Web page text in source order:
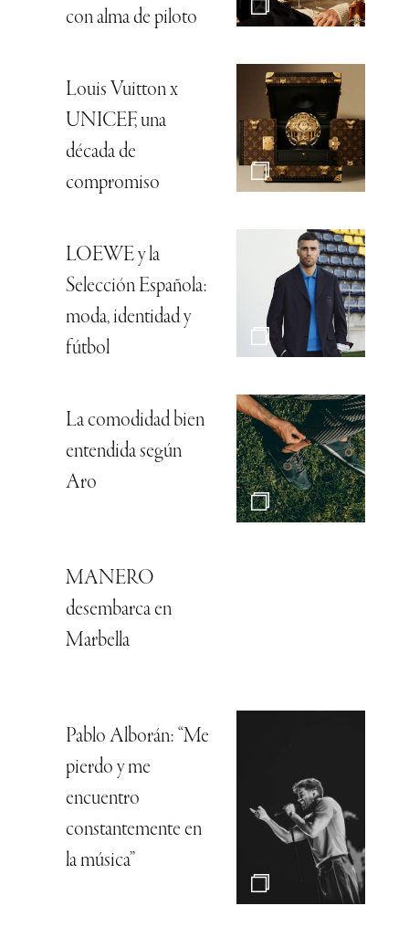
con alma de piloto
Louis Vuitton x
UNICEF, una
década de
compromiso
LOEWE y la
Selección Española:
moda, identidad y
fútbol
La comodidad bien
entendida según
Aro
MANERO
desembarca en
Marbella
Pablo Alborán: “Me
pierdo y me
encuentro
constantemente en
la música”